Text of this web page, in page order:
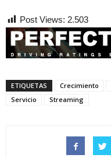
Post Views: 2.503
ETIQUETAS Crecimiento
Servicio
Streaming